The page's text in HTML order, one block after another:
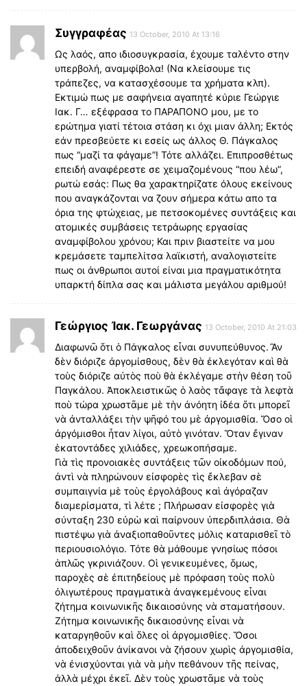
Συγγραφέας 13 October, 2010 At 13:16
Ως λαός, απο ιδιοσυγκρασία, έχουμε ταλέντο στην
υπερβολή, αναμφίβολα! (Να κλείσουμε τις
τράπεζες, να κατασχέσουμε τα χρήματα κλπ).
Εκτιμώ πως με σαφήνεια αγαπητέ κύριε Γεώργιε
Ιακ. Γ… εξέφρασα το ΠΑΡΑΠΟΝΟ μου, με το
ερώτημα γιατί τέτοια στάση κι όχι μιαν άλλη; Εκτός
εάν πρεσβεύετε κι εσείς ως άλλος Θ. Πάγκαλος
πως “μαζί τα φάγαμε”! Τότε αλλάζει. Επιπροσθέτως
επειδή αναφέρεστε σε χειμαζομένους “που λέω”,
ρωτώ εσάς: Πως θα χαρακτηρίζατε όλους εκείνους
που αναγκάζονται να ζουν σήμερα κάτω απο τα
όρια της φτώχειας, με πετσοκομένες συντάξεις και
ατομικές συμβάσεις τετράωρης εργασίας
αναμφίβολου χρόνου; Και πριν βιαστείτε να μου
κρεμάσετε ταμπελίτσα λαϊκιστή, αναλογιστείτε
πως οι άνθρωποι αυτοί είναι μια πραγματικότητα
υπαρκτή δίπλα σας και μάλιστα μεγάλου αριθμού!
Γεώργιος Ἰακ. Γεωργάνας 13 October, 2010 At 21:03
Διαφωνῶ ὅτι ὁ Πάγκαλος εἶναι συνυπεύθυνος. Ἂν
δὲν διόριζε ἀργομίσθους, δὲν θὰ ἐκλεγόταν καὶ θὰ
τοὺς διόριζε αὐτὸς ποὺ θὰ ἐκλέγαμε στὴν θέση τοῦ
Παγκάλου. Ἀποκλειστικῶς ὁ λαὸς τἄφαγε τὰ λεφτὰ
ποὺ τώρα χρωστᾶμε μὲ τὴν ἀνόητη ἰδέα ὅτι μπορεῖ
νὰ ἀνταλλάξει τὴν ψῆφό του μὲ ἀργομισθία. Ὅσο οἱ
ἀργόμισθοι ἦταν λίγοι, αὐτὸ γινόταν. Ὅταν ἔγιναν
ἑκατοντάδες χιλιάδες, χρεωκοπήσαμε.
Γιὰ τὶς προνοιακὲς συντάξεις τῶν οἰκοδόμων πού,
ἀντὶ νὰ πληρώνουν εἰσφορὲς τὶς ἔκλεβαν σὲ
συμπαιγνία μὲ τοὺς ἐργολάβους καὶ ἀγόραζαν
διαμερίσματα, τὶ λέτε ; Πλήρωσαν εἰσφορὲς γιὰ
σύνταξη 230 εὐρὼ καὶ παίρνουν ὐπερδιπλάσια. Θὰ
πιστέψω γιὰ ἀναξιοπαθοῦντες μόλις καταρισθεῖ τὸ
περιουσιολόγιο. Τότε θὰ μάθουμε γνησίως πόσοι
ἁπλῶς γκρινιάζουν. Οἱ γενικευμένες, ὅμως,
παροχὲς σὲ ἐπιτηδείους μὲ πρόφαση τοὺς πολὺ
ὀλιγωτέρους πραγματικὰ ἀναγκεμένους εἶναι
ζήτημα κοινωνικῆς δικαιοσύνης νὰ σταματήσουν.
Ζήτημα κοινωνικῆς δικαιοσύνης εἶναι νὰ
καταργηθοῦν καὶ ὅλες οἱ ἀργομισθίες. Ὅσοι
ἀποδειχθοῦν ἀνίκανοι νὰ ζήσουν χωρὶς ἀργομισθία,
νὰ ἐνισχύονται γιὰ νὰ μὴν πεθάνουν τῆς πείνας,
ἀλλὰ μέχρι ἐκεῖ. Δὲν τοὺς χρωστᾶμε νὰ τοὺς